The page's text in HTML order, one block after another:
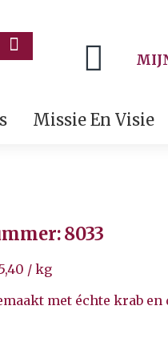
Missie En Visie
8033
/ kg
met échte krab en